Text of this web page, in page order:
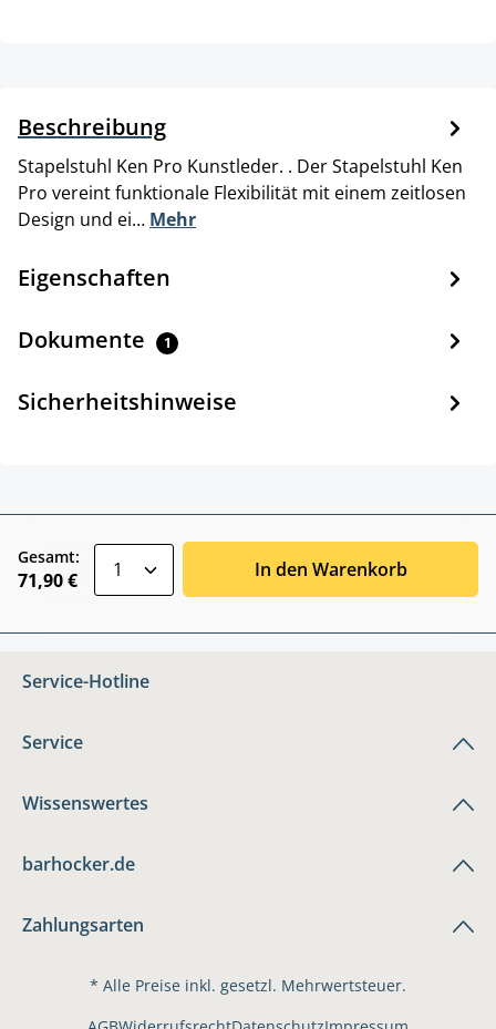
Beschreibung
Stapelstuhl Ken Pro Kunstleder. . Der Stapelstuhl Ken
Pro vereint funktionale Flexibilität mit einem zeitlosen
Design und ei… Mehr
Eigenschaften
Dokumente 1
Sicherheitshinweise
Gesamt:
71,90 € In den Warenkorb
Service-Hotline
Service
Wissenswertes
barhocker.de
Zahlungsarten
* Alle Preise inkl. gesetzl. Mehrwertsteuer.